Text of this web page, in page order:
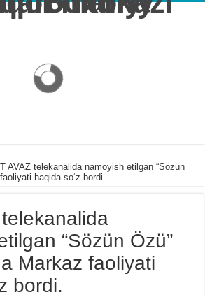
AVAZ telekanalida namoyish etilgan “Sözün
haqida soʻz bordi.
“Sözün Özü”
Markaz faoliyati
bordi.